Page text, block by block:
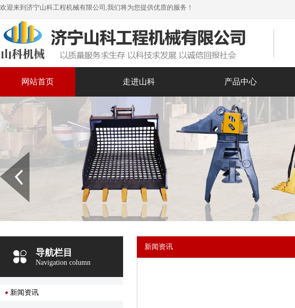
欢迎来到济宁山科工程机械有限公司,我们将为您提供优质的服务！
网站首页 走进山科 产品中心
Prev
导航栏目
Navigation column
新闻资讯
新闻资讯